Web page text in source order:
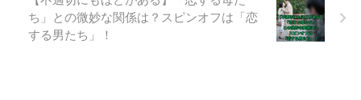
ほどがある第6話で、令和のクイ
ズ番組の回答者として出演した松
村雄基さんの昭和時代の代表作と
ち」との微妙な関係は？スピンオフは「恋
する男たち」！